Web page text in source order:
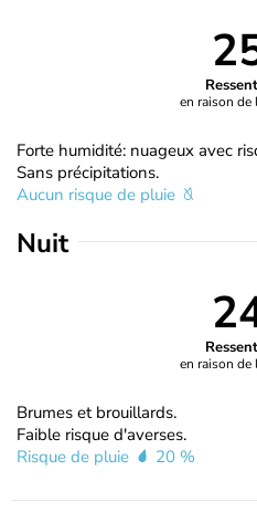
en raison
Forte humidité: nuageux avec
Sans précipitations.
Aucun risque de pluie
Nuit
en raison
Brumes et brouillards.
Faible risque d'averses.
Risque de pluie
20 %